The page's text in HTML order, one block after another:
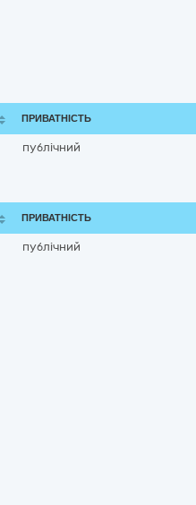
ПРИВАТНІСТЬ
публічний
ПРИВАТНІСТЬ
публічний